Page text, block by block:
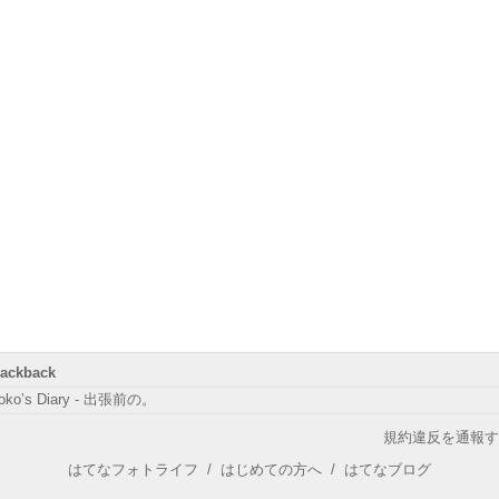
Diary - 出張前の。
規約違反を通報
はてなフォトライフ / はじめての方へ / はてなブログ